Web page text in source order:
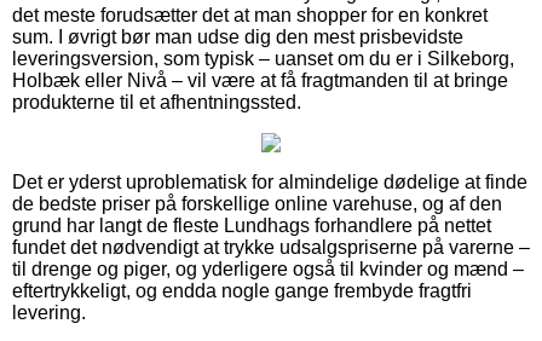
det meste forudsætter det at man shopper for en konkret
sum. I øvrigt bør man udse dig den mest prisbevidste
leveringsversion, som typisk – uanset om du er i Silkeborg,
Holbæk eller Nivå – vil være at få fragtmanden til at bringe
produkterne til et afhentningssted.
Det er yderst uproblematisk for almindelige dødelige at finde
de bedste priser på forskellige online varehuse, og af den
grund har langt de fleste Lundhags forhandlere på nettet
fundet det nødvendigt at trykke udsalgspriserne på varerne –
til drenge og piger, og yderligere også til kvinder og mænd –
eftertrykkeligt, og endda nogle gange frembyde fragtfri
levering.